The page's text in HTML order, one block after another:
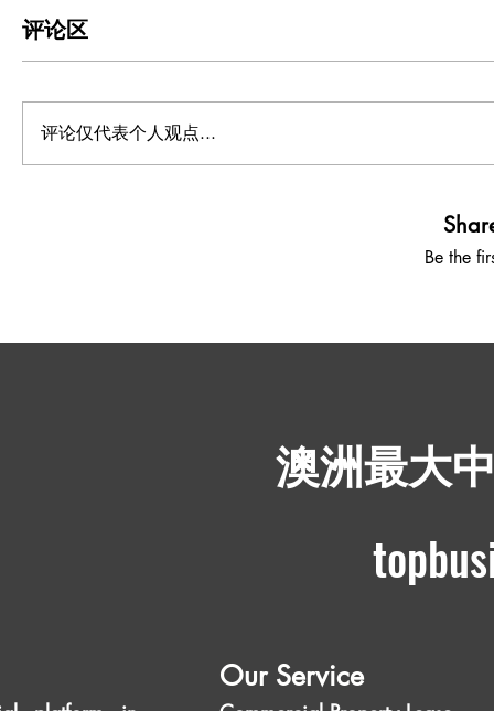
评论区
评论仅代表个人观点...
Be the
澳洲最大
Our Service